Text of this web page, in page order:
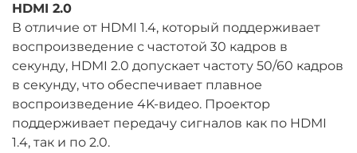
HDMI 2.0
В отличие от HDMI 1.4, который поддерживает
воспроизведение с частотой 30 кадров в
секунду, HDMI 2.0 допускает частоту 50/60 кадров
в секунду, что обеспечивает плавное
воспроизведение 4K-видео. Проектор
поддерживает передачу сигналов как по HDMI
1.4, так и по 2.0.